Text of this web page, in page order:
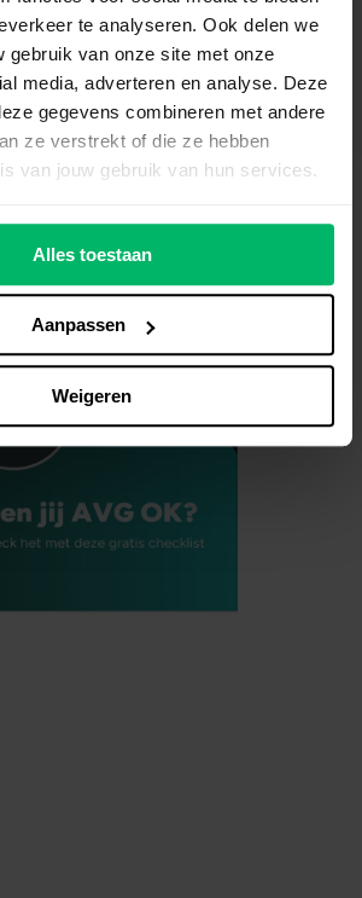
te analyseren. Ook delen we
gebruik van onze site met onze
media, adverteren en analyse. Deze
gegevens combineren met andere
ze verstrekt of die ze hebben
van jouw gebruik van hun services.
Alles toestaan
Aanpassen
Weigeren